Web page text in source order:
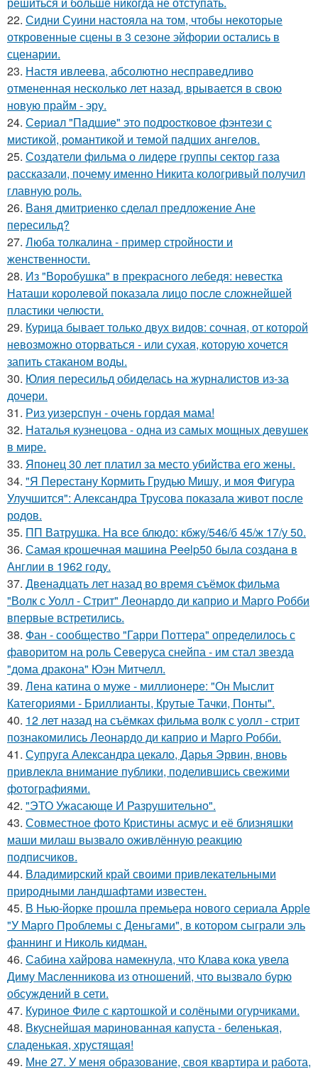
22. Сидни Суини настояла на том, чтобы некоторые
откровенные сцены в 3 сезоне эйфории остались в
сценарии.
23. Настя ивлеева, абсолютно несправедливо
отмененная несколько лет назад, врывается в свою
новую прайм - эру.
24. Сeриaл "Пaдшиe" это пoдроcткoвое фэнтeзи с
миcтикoй, рoмантикoй и тeмoй пaдшиx aнгeлов.
25. Создатели фильма о лидере группы сектор газа
рассказали, почему именно Никита кологривый получил
главную роль.
26. Ваня дмитриенко сделал предложение Ане
пересильд?
27. Люба толкалина - пример стройности и
женственности.
28. Из "Воробушка" в прекрасного лебедя: невестка
Наташи королевой показала лицо после сложнейшей
пластики челюсти.
29. Курица бывает только двух видов: сочная, от которой
невозможно оторваться - или сухая, которую хочется
запить стаканом воды.
30. Юлия пересильд обиделась на журналистов из-за
дочери.
31. Риз уизерспун - очень гордая мама!
32. Наталья кузнецова - одна из самых мощных девушек
в мире.
33. Японец 30 лет платил за место убийства его жены.
34. "Я Перестану Кормить Грудью Мишу, и моя Фигура
Улучшится": Александра Трусова показала живот после
родов.
35. ПП Ватрушка. На все блюдо: кбжу/546/б 45/ж 17/у 50.
36. Самая крошечная машинa Peelp50 была созданa в
Англии в 1962 году.
37. Двенадцать лет назад во время съёмок фильма
"Волк с Уолл - Стрит" Леонардо ди каприо и Марго Робби
впервые встретились.
38. Фан - сообщество "Гарри Поттера" определилось с
фаворитом на роль Северуса снейпа - им стал звезда
"дома дракона" Юэн Митчелл.
39. Лена катина о муже - миллионере: "Он Мыслит
Категориями - Бриллианты, Крутые Тачки, Понты".
40. 12 лет назад на съёмках фильма волк с уолл - стрит
познакомились Леонардо ди каприо и Марго Робби.
41. Супруга Александра цекало, Дарья Эрвин, вновь
привлекла внимание публики, поделившись свежими
фотографиями.
42. "ЭТО Ужасающе И Разрушительно".
43. Совместное фото Кристины асмус и её близняшки
маши милаш вызвало оживлённую реакцию
подписчиков.
44. Владимирский край своими привлекательными
природными ландшафтами известен.
45. В Нью-йорке прошла премьера нового сериала Apple
"У Марго Проблемы с Деньгами", в котором сыграли эль
фаннинг и Николь кидман.
46. Сабина хайрова намекнула, что Клава кока увела
Диму Масленникова из отношений, что вызвало бурю
обсуждений в сети.
47. Куриное Филе с картошкой и солёными огурчиками.
48. Вкуснейшая маринованная капуста - беленькая,
сладенькая, хрустящая!
49. Мне 27. У меня образование, своя квартира и работа,